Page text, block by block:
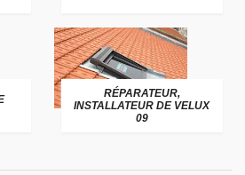
RÉPARATEUR,
INSTALLATEUR DE VELUX
09